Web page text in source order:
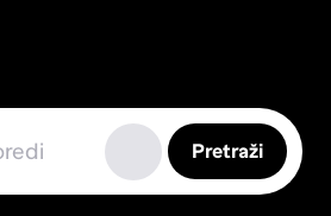
Pretraži